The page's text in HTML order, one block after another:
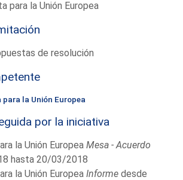
para la Unión Europea
de resolución
la Unión Europea
por la iniciativa
la Unión EuropeaMesa - Acuerdo
hasta 20/03/2018
la Unión EuropeaInforme desde